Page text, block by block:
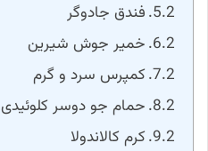
فندق جادوگر
خمیر جوش شیرین
کمپرس سرد و گرم
حمام جو دوسر کلوئیدی
کرم کالاندولا